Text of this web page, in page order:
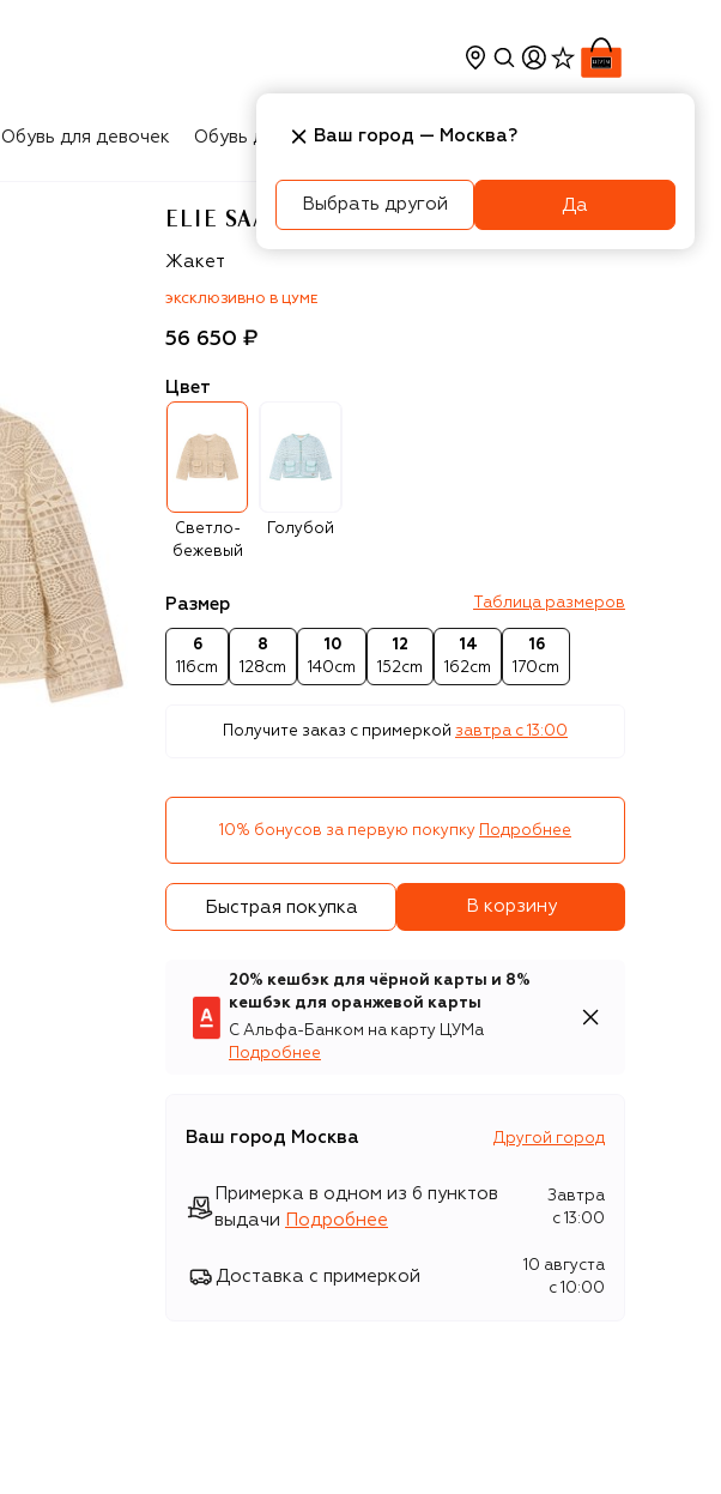
Обувь для девочек Обувь для мальчиков Игрушки Аксесcуары
ELIE SAAB JUNIOR
Elie Saab junior
Жакет
ЭКСКЛЮЗИВНО В ЦУМЕ
56 650 ₽
Цвет
Светло-
бежевый
Голубой
Размер Таблица размеров
6
116cm
8
128cm
10
140cm
12
152cm
14
162cm
16
170cm
Получите заказ с примеркой завтра c 13:00
10% бонусов за первую покупку Подробнее
Быстрая покупка В корзину
20% кешбэк для чёрной карты и 8%
кешбэк для оранжевой карты
С Альфа-Банком на карту ЦУМа
Подробнее
Ваш город Москва Другой город
Примерка в одном из 6 пунктов
выдачи
Подробнее
Завтра
c 13:00
Доставка с примеркой
10 августа
c 10:00
Ваш город — Москва?
Выбрать другой Да